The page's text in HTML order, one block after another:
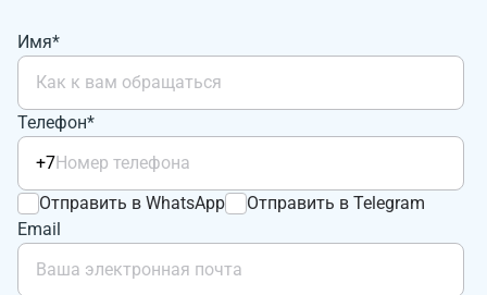
Имя*
Телефон*
+7
Отправить в WhatsApp
Отправить в Telegram
Email